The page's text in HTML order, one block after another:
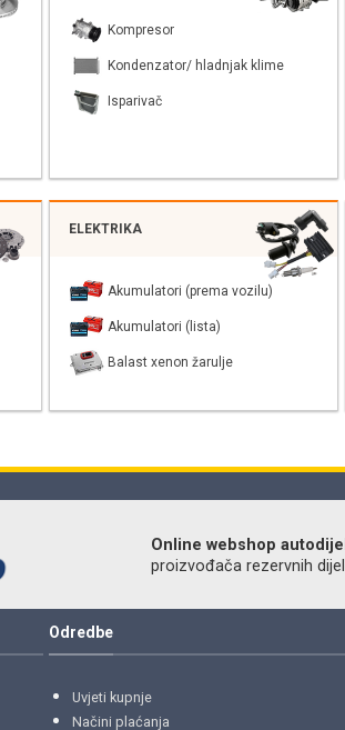
Kompresor
Kondenzator/ hladnjak klime
Isparivač
ELEKTRIKA
Akumulatori (prema vozilu)
Akumulatori (lista)
Balast xenon žarulje
Online webshop
proizvođača rezervnih
Odredbe
Uvjeti kupnje
Načini plaćanja